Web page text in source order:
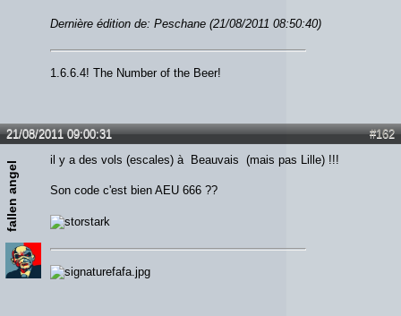
Dernière édition de: Peschane (21/08/2011 08:50:40)
1.6.6.4! The Number of the Beer!
#162
21/08/2011 09:00:31
fallen angel
il y a des vols (escales) à Beauvais (mais pas Lille) !!!
Son code c'est bien AEU 666 ??